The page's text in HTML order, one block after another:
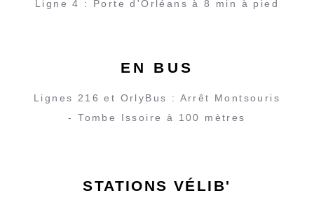
Ligne 4 : Porte d'Orléans à 8 min à pied
EN BUS
Lignes 216 et OrlyBus : Arrêt Montsouris
- Tombe Issoire à 100 mètres
STATIONS VÉLIB'